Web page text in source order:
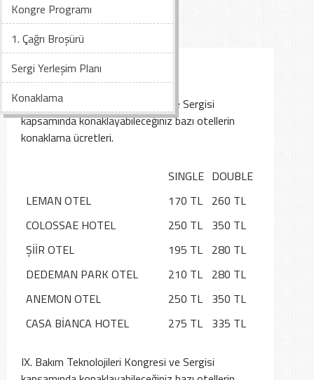
Kongre Programı
1. Çağrı Broşürü
Sergi Yerleşim Planı
Konaklama
KONAKLAMA
IX. Bakım Teknolojileri Kongresi ve Sergisi
kapsamında konaklayabileceğiniz bazı otellerin
konaklama ücretleri.
SINGLE DOUBLE
LEMAN OTEL
170 TL 260 TL
COLOSSAE HOTEL
250 TL 350 TL
ŞİİR OTEL
195 TL 280 TL
DEDEMAN PARK OTEL
210 TL 280 TL
ANEMON OTEL
250 TL 350 TL
CASA BİANCA HOTEL
275 TL 335 TL
IX. Bakım Teknolojileri Kongresi ve Sergisi